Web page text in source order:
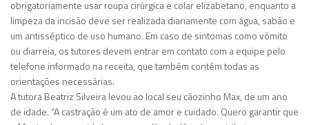
obrigatoriamente usar roupa cirúrgica e colar elizabetano, enquanto a
limpeza da incisão deve ser realizada diariamente com água, sabão e
um antisséptico de uso humano. Em caso de sintomas como vômito
ou diarreia, os tutores devem entrar em contato com a equipe pelo
telefone informado na receita, que também contém todas as
orientações necessárias.
A tutora Beatriz Silveira levou ao local seu cãozinho Max, de um ano
de idade. “A castração é um ato de amor e cuidado. Quero garantir que